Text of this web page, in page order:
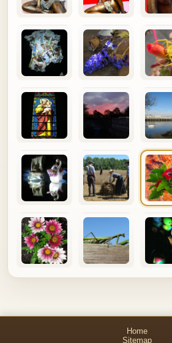
Home
Sitemap